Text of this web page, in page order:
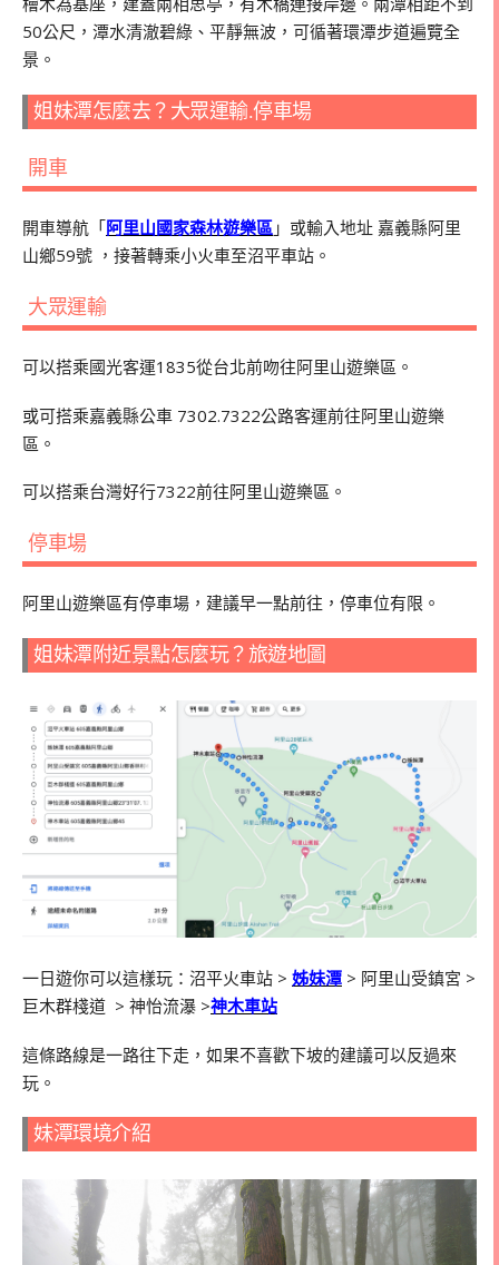
50公尺，潭水清澈碧綠、平靜無波，可循著環潭步道遍覽全
景。
姐妹潭怎麼去？大眾運輸.停車場
開車
開車導航「阿里山國家森林遊樂區 」或輸入地址 嘉義縣阿里
山鄉59號 ，接著轉乘小火車至沼平車站。
大眾運輸
可以搭乘國光客運1835從台北前吻往阿里山遊樂區。
或可搭乘嘉義縣公車 7302.7322公路客運前往阿里山遊樂
區。
可以搭乘台灣好行7322前往阿里山遊樂區。
停車場
阿里山遊樂區有停車場，建議早一點前往，停車位有限。
姐妹潭附近景點怎麼玩？旅遊地圖
一日遊你可以這樣玩：沼平火車站 > 姊妹潭 > 阿里山受鎮宮 >
巨木群棧道 > 神怡流瀑 >神木車站
這條路線是一路往下走，如果不喜歡下坡的建議可以反過來
玩。
妹潭環境介紹